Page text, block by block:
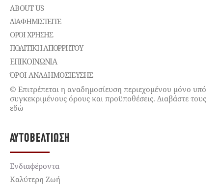
ABOUT US
ΔΙΑΦΗΜΙΣΤΕΊΤΕ
ΌΡΟΙ ΧΡΉΣΗΣ
ΠΟΛΙΤΙΚΉ ΑΠΟΡΡΉΤΟΥ
ΕΠΙΚΟΙΝΩΝΊΑ
ΌΡΟΙ ΑΝΑΔΗΜΟΣΙΕΥΣΗΣ
© Επιτρέπεται η αναδημοσίευση περιεχομένου μόνο υπό
συγκεκριμένους όρους και προϋποθέσεις. Διαβάστε τους
εδώ
ΑΥΤΟΒΕΛΤΊΩΣΗ
Ενδιαφέροντα
Καλύτερη Ζωή